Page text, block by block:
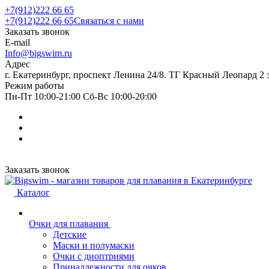
+7(912)222 66 65
+7(912)222 66 65Связаться с нами
Заказать звонок
E-mail
Info@bigswim.ru
Адрес
г. Екатеринбург, проспект Ленина 24/8. ТГ Красный Леопард 2
Режим работы
Пн-Пт 10:00-21:00 Сб-Вс 10:00-20:00
Заказать звонок
Каталог
Очки для плавания
Детские
Маски и полумаски
Очки с диоптриями
Принадлежности для очков